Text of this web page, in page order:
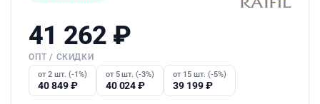
41 262 ₽
ОПТ / СКИДКИ
от 2 шт. (-1%)
40 849₽
от 5 шт. (-3%)
40 024₽
от 15 шт. (-5%)
39 199₽